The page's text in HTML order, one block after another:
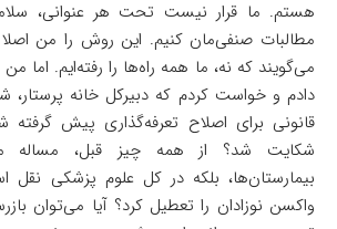
هستم. ما قرار نیست تحت هر عنوانی،
مطالبات صنفی‌مان کنیم. این روش را من اصلا
می‌گویند که نه، ما همه راه‌ها را رفته‌ایم. اما
دادم و خواست کردم که دبیرکل خانه پرستار،
قانونی برای اصلاح تعرفه‌گذاری پیش گرفته
شکایت شد؟ از همه چیز قبل، مساله
بیمارستان‌ها، بلکه در کل علوم پزشکی نقل
واکسن نوزادان را تعطیل کرد؟ آیا می‌توان